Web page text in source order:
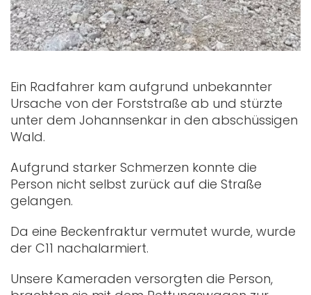
Ein Radfahrer kam aufgrund unbekannter
Ursache von der Forststraße ab und stürzte
unter dem Johannsenkar in den abschüssigen
Wald.
Aufgrund starker Schmerzen konnte die
Person nicht selbst zurück auf die Straße
gelangen.
Da eine Beckenfraktur vermutet wurde, wurde
der C11 nachalarmiert.
Unsere Kameraden versorgten die Person,